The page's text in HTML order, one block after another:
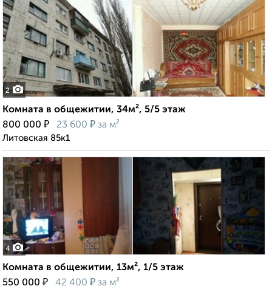
2
Комната в общежитии, 34м², 5/5 этаж
800 000 ₽ 23 600 ₽ за м²
Литовская 85к1
4
Комната в общежитии, 13м², 1/5 этаж
550 000 ₽ 42 400 ₽ за м²